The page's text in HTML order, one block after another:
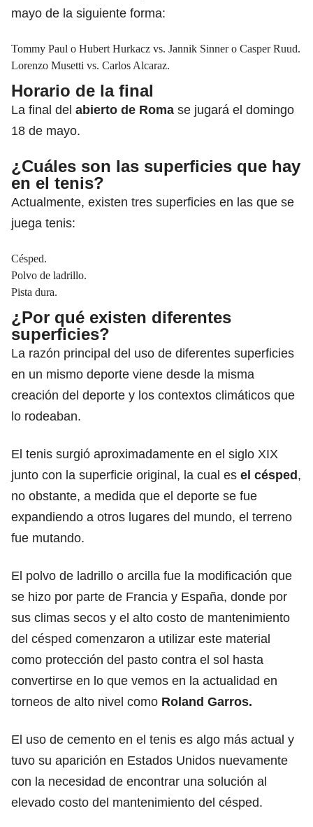
mayo de la siguiente forma:
Tommy Paul o Hubert Hurkacz vs. Jannik Sinner o Casper Ruud.
Lorenzo Musetti vs. Carlos Alcaraz.
Horario de la final
La final del abierto de Roma se jugará el domingo
18 de mayo.
¿Cuáles son las superficies que hay
en el tenis?
Actualmente, existen tres superficies en las que se
juega tenis:
Césped.
Polvo de ladrillo.
Pista dura.
¿Por qué existen diferentes
superficies?
La razón principal del uso de diferentes superficies
en un mismo deporte viene desde la misma
creación del deporte y los contextos climáticos que
lo rodeaban.
El tenis surgió aproximadamente en el siglo XIX
junto con la superficie original, la cual es el césped,
no obstante, a medida que el deporte se fue
expandiendo a otros lugares del mundo, el terreno
fue mutando.
El polvo de ladrillo o arcilla fue la modificación que
se hizo por parte de Francia y España, donde por
sus climas secos y el alto costo de mantenimiento
del césped comenzaron a utilizar este material
como protección del pasto contra el sol hasta
convertirse en lo que vemos en la actualidad en
torneos de alto nivel como Roland Garros.
El uso de cemento en el tenis es algo más actual y
tuvo su aparición en Estados Unidos nuevamente
con la necesidad de encontrar una solución al
elevado costo del mantenimiento del césped.